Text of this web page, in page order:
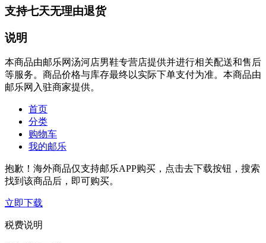
支持七天无理由退货
说明
本商品由邮乐网汤河店男鞋专营店提供并进行相关配送和售后
等服务。商品价格与库存最终以实际下单支付为准。本商品由
邮乐网入驻商家提供。
首页
分类
购物车
我的邮乐
抱歉！海外商品仅支持邮乐APP购买，点击去下载按钮，搜索
找到该商品后，即可购买。
立即下载
税费说明